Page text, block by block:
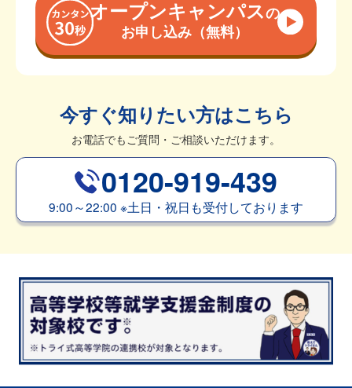
オープンキャンパスの
お申し込み（無料）
今すぐ知りたい方はこちら
お電話でもご質問・ご相談いただけます。
0120-919-439
9:00～22:00 ※土日・祝日も受付しております